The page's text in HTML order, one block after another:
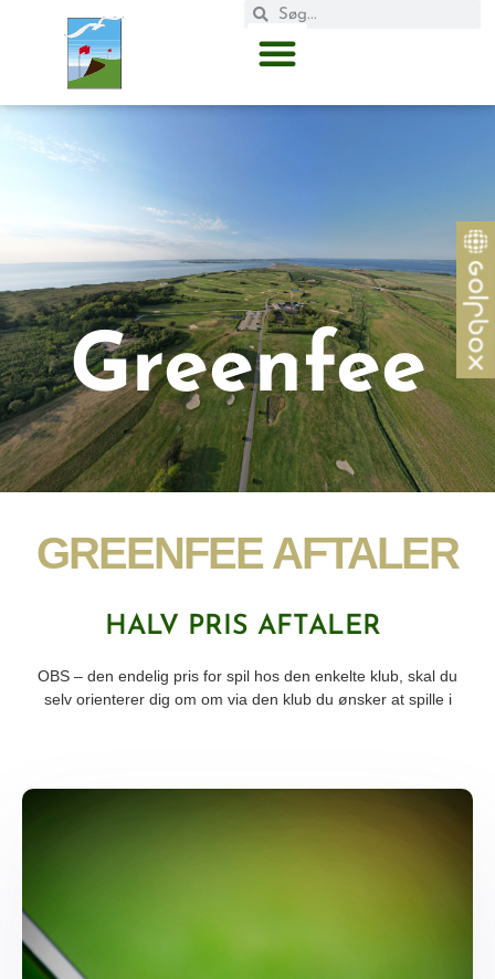
Greenfee
GREENFEE AFTALER​
HALV PRIS AFTALER
OBS – den endelig pris for spil hos den enkelte klub, skal du
selv orienterer dig om om via den klub du ønsker at spille i